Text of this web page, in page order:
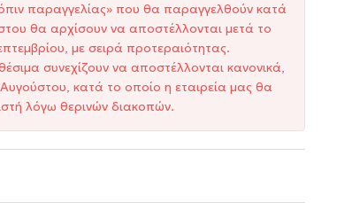
παραγγελίας» που θα παραγγελθούν κατά
θα αρχίσουν να αποστέλλονται μετά το
με σειρά προτεραιότητας.
συνεχίζουν να αποστέλλονται κανονικά,
κατά το οποίο η εταιρεία μας θα
λόγω θερινών διακοπών.